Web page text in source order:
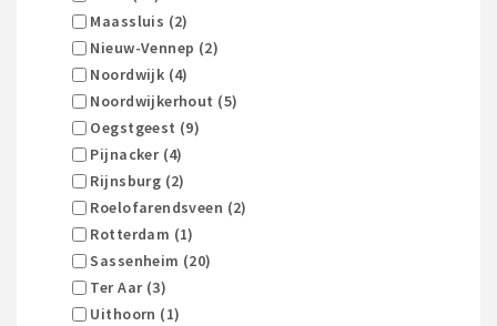
Maassluis (2)
Nieuw-Vennep (2)
Noordwijk (4)
Noordwijkerhout (5)
Oegstgeest (9)
Pijnacker (4)
Rijnsburg (2)
Roelofarendsveen (2)
Rotterdam (1)
Sassenheim (20)
Ter Aar (3)
Uithoorn (1)